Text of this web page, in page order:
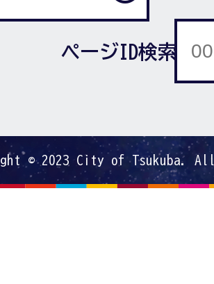
ページID検索
© 2023 City of Tsukuba.